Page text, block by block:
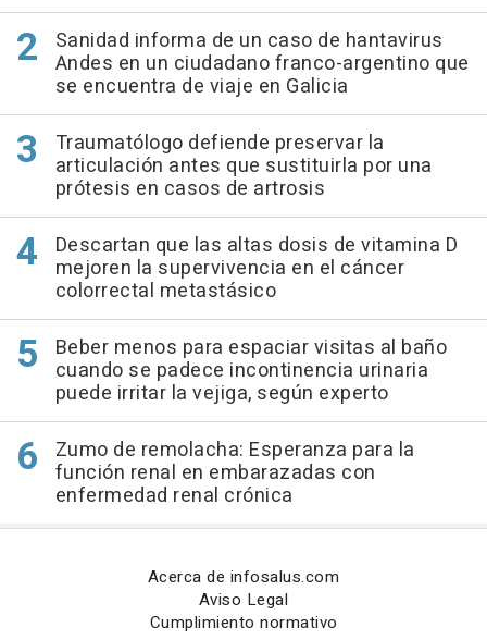
Sanidad informa de un caso de hantavirus
Andes en un ciudadano franco-argentino que
se encuentra de viaje en Galicia
Traumatólogo defiende preservar la
articulación antes que sustituirla por una
prótesis en casos de artrosis
Descartan que las altas dosis de vitamina D
mejoren la supervivencia en el cáncer
colorrectal metastásico
Beber menos para espaciar visitas al baño
cuando se padece incontinencia urinaria
puede irritar la vejiga, según experto
Zumo de remolacha: Esperanza para la
función renal en embarazadas con
enfermedad renal crónica
Acerca de infosalus.com
Aviso Legal
Cumplimiento normativo